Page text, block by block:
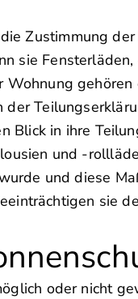
Zustimmung
sie
der
Blick in ihre
und -
und diese
sie
oder nicht